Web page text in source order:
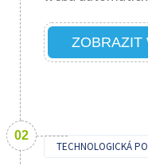
ZOBRAZIT
TECHNOLOGICKÁ